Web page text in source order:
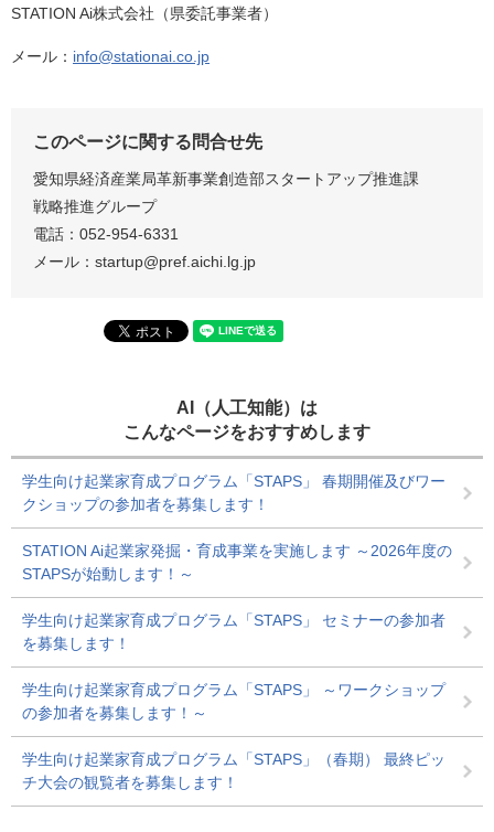
STATION Ai株式会社（県委託事業者）
メール： info@stationai.co.jp
このページに関する問合せ先
愛知県経済産業局革新事業創造部スタートアップ推進課
戦略推進グループ
電話：052-954-6331
メール： startup@pref.aichi.lg.jp
AI（人工知能）は
こんなページをおすすめします
学生向け起業家育成プログラム「STAPS」 春期開催及びワー
クショップの参加者を募集します！
STATION Ai起業家発掘・育成事業を実施します ～2026年度の
STAPSが始動します！～
学生向け起業家育成プログラム「STAPS」 セミナーの参加者
を募集します！
学生向け起業家育成プログラム「STAPS」 ～ワークショップ
の参加者を募集します！～
学生向け起業家育成プログラム「STAPS」（春期） 最終ピッ
チ大会の観覧者を募集します！